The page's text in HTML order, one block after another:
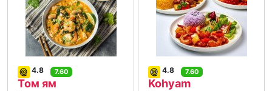
4.8 7.60
Том ям
4.8 7.60
Kohyam